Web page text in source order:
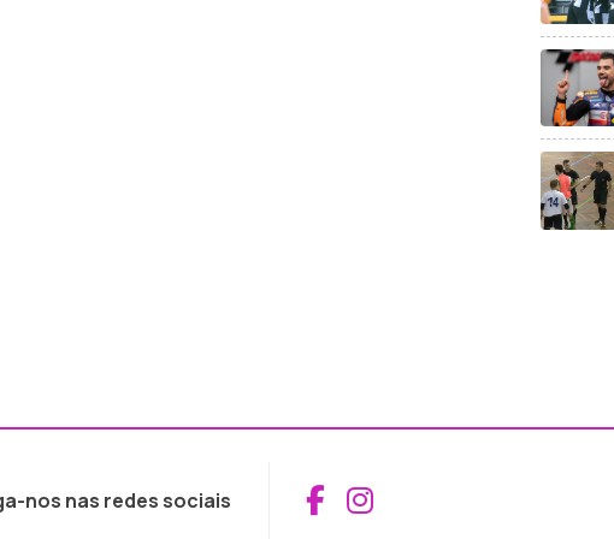
nos nas redes sociais Aceder ao
Aceder ao